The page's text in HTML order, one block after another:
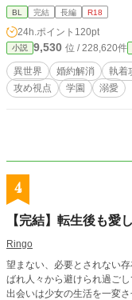
て、王子の婚約者の座を狙
BL大賞に応募したく急いで
直しながら公開していきま
意ください。 同時に「王子を追いかけていた人に転生？ごめんなさい僕は違う
人が気になってます」も公
BL 完結 長編 R18
24h.ポイント 120pt
小説 9,530 位 / 228,620件
異世界 婚約解消 執着
攻め視点
学園 溺愛
4
【完結】転生後も愛
Ringo
望まない、必要とされない存在と
ばれ人々から避けられ過ごしてい
出会いは少女の生活を一変さ